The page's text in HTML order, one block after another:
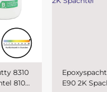
Epoxyspachtel Set 1,5 kg MIPA
E90 2K Spachtel